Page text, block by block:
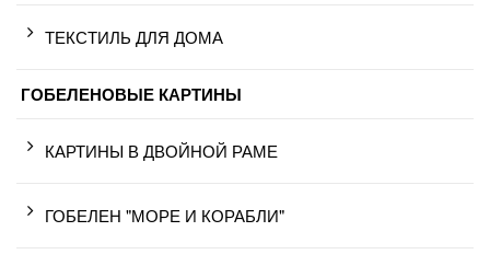
ТЕКСТИЛЬ ДЛЯ ДОМА
ГОБЕЛЕНОВЫЕ КАРТИНЫ
КАРТИНЫ В ДВОЙНОЙ РАМЕ
ГОБЕЛЕН "МОРЕ И КОРАБЛИ"